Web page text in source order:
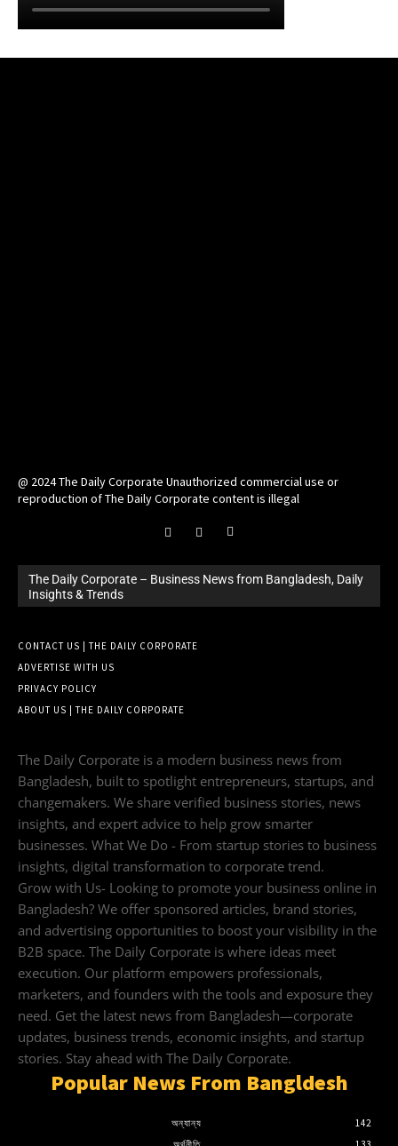
@ 2024 The Daily Corporate Unauthorized commercial use or
reproduction of The Daily Corporate content is illegal
The Daily Corporate – Business News from Bangladesh, Daily
Insights & Trends
CONTACT US | THE DAILY CORPORATE
ADVERTISE WITH US
PRIVACY POLICY
ABOUT US | THE DAILY CORPORATE
The Daily Corporate is a modern business news from
Bangladesh, built to spotlight entrepreneurs, startups, and
changemakers. We share verified business stories, news
insights, and expert advice to help grow smarter
businesses. What We Do - From startup stories to business
insights, digital transformation to corporate trend.
Grow with Us- Looking to promote your business online in
Bangladesh? We offer sponsored articles, brand stories,
and advertising opportunities to boost your visibility in the
B2B space. The Daily Corporate is where ideas meet
execution. Our platform empowers professionals,
marketers, and founders with the tools and exposure they
need. Get the latest news from Bangladesh—corporate
updates, business trends, economic insights, and startup
stories. Stay ahead with The Daily Corporate.
Popular News From Bangldesh
অন্যান্য
142